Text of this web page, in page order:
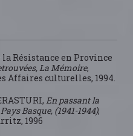
la Résistance en Province
La Mémoire,
Affaires culturelles, 1994.
En passant la
Basque, (1941-1944),
1996